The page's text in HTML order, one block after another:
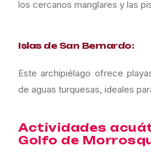
los cercanos manglares y las
Islas de San Bernardo:
Este archipiélago ofrece
de aguas turquesas, ideales
Actividades
Golfo de